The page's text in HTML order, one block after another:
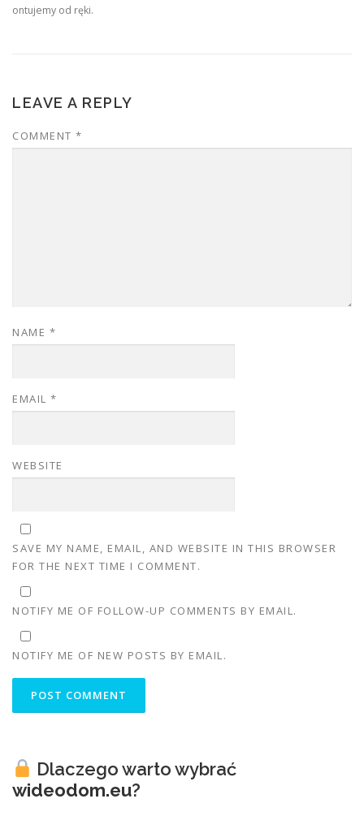
ontujemy od ręki.
LEAVE A REPLY
COMMENT *
NAME *
EMAIL *
WEBSITE
SAVE MY NAME, EMAIL, AND WEBSITE IN THIS BROWSER
FOR THE NEXT TIME I COMMENT.
NOTIFY ME OF FOLLOW-UP COMMENTS BY EMAIL.
NOTIFY ME OF NEW POSTS BY EMAIL.
Dlaczego warto wybrać
wideodom.eu?